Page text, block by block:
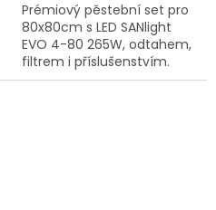
Prémiový pěstební set pro
80x80cm s LED SANlight
EVO 4-80 265W, odtahem,
filtrem i příslušenstvím.
Sestava připravená na